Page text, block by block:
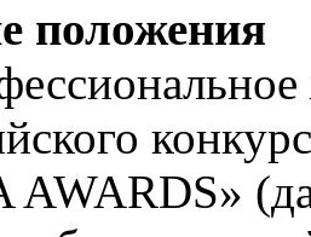
положения
AWARDS»